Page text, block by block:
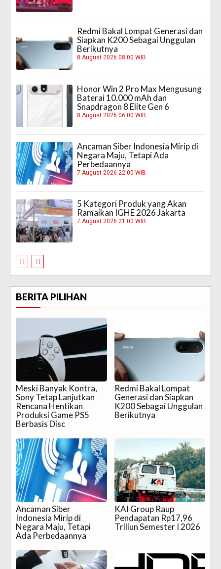
Redmi Bakal Lompat Generasi dan
Siapkan K200 Sebagai Unggulan
Berikutnya
8 August 2026 08:00 WIB
Honor Win 2 Pro Max Mengusung
Baterai 10.000 mAh dan
Snapdragon 8 Elite Gen 6
8 August 2026 06:00 WIB
Ancaman Siber Indonesia Mirip di
Negara Maju, Tetapi Ada
Perbedaannya
7 August 2026 22:00 WIB
5 Kategori Produk yang Akan
Ramaikan IGHE 2026 Jakarta
7 August 2026 21:00 WIB
BERITA PILIHAN
Meski Banyak Kontra,
Sony Tetap Lanjutkan
Rencana Hentikan
Produksi Game PS5
Berbasis Disc
Redmi Bakal Lompat
Generasi dan Siapkan
K200 Sebagai Unggulan
Berikutnya
Ancaman Siber
Indonesia Mirip di
Negara Maju, Tetapi
Ada Perbedaannya
KAI Group Raup
Pendapatan Rp17,96
Triliun Semester I 2026